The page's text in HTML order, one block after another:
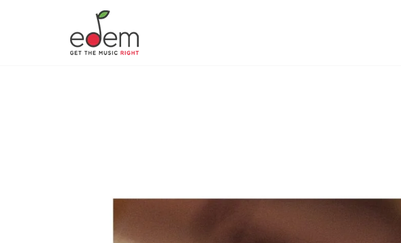
ΕΝΗΜΕΡΩΣΗ ΓΙΑ ΔΙΑΝΟΜΗ ΔΙΚΑΙΩΜΑΤΩΝ 2022 B